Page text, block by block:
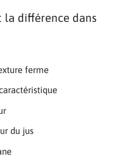
différence dans
ferme
du jus